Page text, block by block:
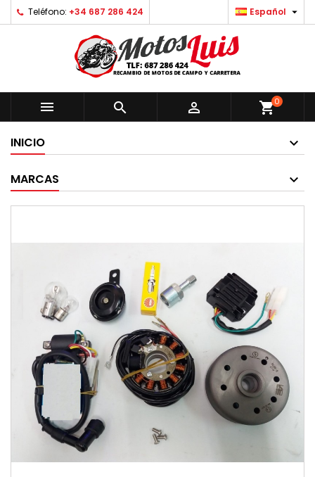
Teléfono: +34 687 286 424 Español 
   shopping_cart0
INICIO
MARCAS